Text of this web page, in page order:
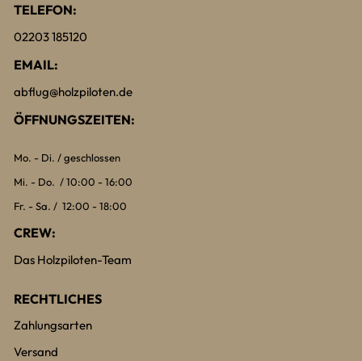
TELEFON:
02203 185120
EMAIL:
abflug@holzpiloten.de
ÖFFNUNGSZEITEN:
Mo. - Di. / geschlossen
Mi. - Do. / 10:00 - 16:00
Fr. - Sa. / 12:00 - 18:00
CREW:
Das Holzpiloten-Team
RECHTLICHES
Zahlungsarten
Versand